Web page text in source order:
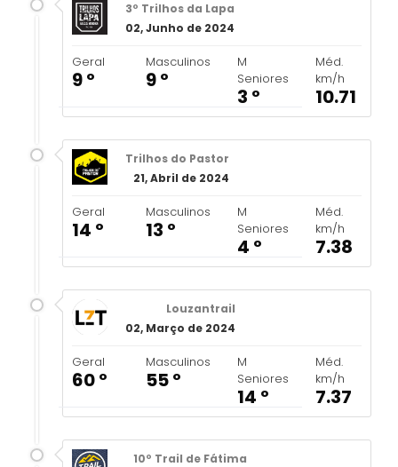
3º Trilhos da Lapa
02, Junho de 2024
Geral
9 º
Masculinos
9 º
M
Seniores
3 º
Méd.
km/h
10.71
Trilhos do Pastor
21, Abril de 2024
Geral
14 º
Masculinos
13 º
M
Seniores
4 º
Méd.
km/h
7.38
Louzantrail
02, Março de 2024
Geral
60 º
Masculinos
55 º
M
Seniores
14 º
Méd.
km/h
7.37
10º Trail de Fátima